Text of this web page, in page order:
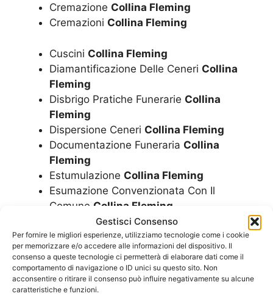
Gestisci Consenso
Per fornire le migliori esperienze, utilizziamo tecnologie come i cookie
per memorizzare e/o accedere alle informazioni del dispositivo. Il
consenso a queste tecnologie ci permetterà di elaborare dati come il
comportamento di navigazione o ID unici su questo sito. Non
acconsentire o ritirare il consenso può influire negativamente su alcune
caratteristiche e funzioni.
Cremazione Collina Fleming
Cremazioni Collina Fleming
Cuscini Collina Fleming
Diamantificazione Delle Ceneri Collina
Fleming
Disbrigo Pratiche Funerarie Collina
Fleming
Dispersione Ceneri Collina Fleming
Documentazione Funeraria Collina
Fleming
Estumulazione Collina Fleming
Esumazione Convenzionata Con Il
Comune Collina Fleming
Esumazione SalmaCollina Fleming
Finanziamento Per Funerale A Rate
Collina Fleming
Fiori Collina Fleming
Funerale A RateCollina Fleming